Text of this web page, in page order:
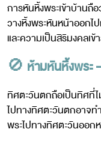
การหันหิ้งพระเข้าบ้านถื
วางหิ้งพระหันหน้าออก
และความเป็นสิริมงคลเข้
🚫 ห้ามหันหิ้งพระ
ทิศตะวันตกถือเป็นทิศที่
ไปทางทิศตะวันตกอาจท
พระไปทางทิศตะวันออ